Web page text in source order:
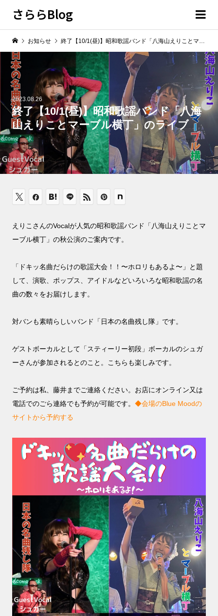
さららBlog
2023.08.26
終了【10/1(昼)】昭和歌謡バンド「八海
山えりことマーブル横丁」のライブ
お知らせ 終了【10/1(昼)】昭和歌謡バンド「八海山えりことマーブル横丁」のライブ
えりこさんのVocalが人気の昭和歌謡バンド「八海山えりことマ
ーブル横丁」の秋公演のご案内です。
「ドキッ名曲だらけの歌謡大会！！〜ホロリもあるよ〜」と題
して、演歌、ポップス、アイドルなどいろいろな昭和歌謡の名
曲の数々をお届けします。
対バンも素晴らしいバンド「日本の名曲残し隊」です。
ゲストボーカルとして「スティーリー初段」ボーカルのシュガ
ーさんが参加されるとのこと。こちらも楽しみです。
ご予約は私、藤井までご連絡ください。お店にオンライン又は
電話でのごら連絡でも予約が可能です。 ◆会場のBlue Moodの
サイトから予約する